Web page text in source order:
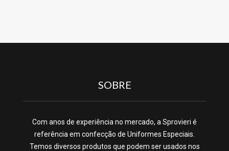
SOBRE
Com anos de experiência no mercado, a Sprovieri é
referência em confecção de Uniformes Especiais.
Temos diversos produtos que podem ser usados nos